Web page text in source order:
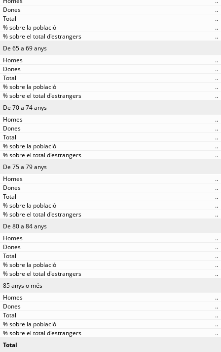
..
..
..
..
De 65 a 69 anys
..
..
..
..
..
De 70 a 74 anys
..
..
..
..
..
De 75 a 79 anys
..
..
..
..
..
De 80 a 84 anys
..
..
..
..
..
85 anys o més
..
..
..
..
..
Total